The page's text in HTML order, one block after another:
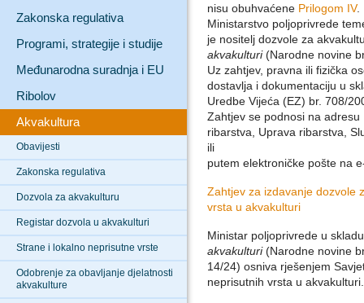
Zakonska regulativa
Programi, strategije i studije
Međunarodna suradnja i EU
Ribolov
Akvakultura
Obavijesti
Zakonska regulativa
Dozvola za akvakulturu
Registar dozvola u akvakulturi
Strane i lokalno neprisutne vrste
Odobrenje za obavljanje djelatnosti
akvakulture
nisu obuhvaćene Prilogom IV.
Ministarstvo poljoprivrede
je nositelj dozvole za
akvakulturi (Narodne novine
Uz zahtjev, pravna ili fizička
dostavlja i dokumentaciju u
Uredbe Vijeća (EZ) br. 708/
Zahtjev se podnosi na
ribarstva, Uprava ribarstva,
ili
putem elektroničke pošte na
Zahtjev za izdavanje dozvole
vrsta u akvakulturi
Ministar poljoprivrede u
akvakulturi (Narodne novine
14/24) osniva rješenjem
neprisutnih vrsta u akvakulturi.